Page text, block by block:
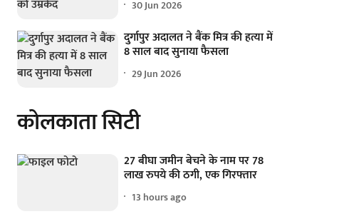
30 Jun 2026
दुर्गापुर अदालत ने बैंक मित्र की हत्या में
8 साल बाद सुनाया फैसला
29 Jun 2026
कोलकाता सिटी
27 बीघा जमीन बेचने के नाम पर 78
लाख रुपये की ठगी, एक गिरफ्तार
13 hours ago